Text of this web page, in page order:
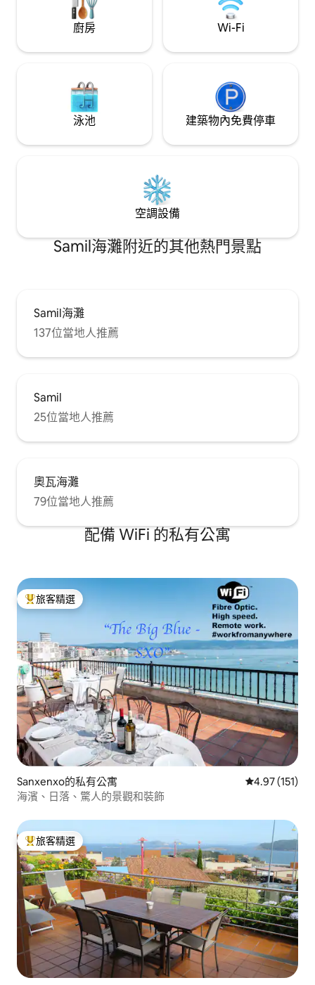
廚房 Wi-Fi
泳池 建築物內免費停車
空調設備
Samil海灘附近的其他熱門景點
Samil海灘
137位當地人推薦
Samil
25位當地人推薦
奧瓦海灘
79位當地人推薦
配備 WiFi 的私有公寓
旅客精選榜首
旅客精選
Sanxenxo的私有公寓 從 151 則評價
4.97 (151)
海濱、日落、驚人的景觀和裝飾
旅客精選榜首
旅客精選